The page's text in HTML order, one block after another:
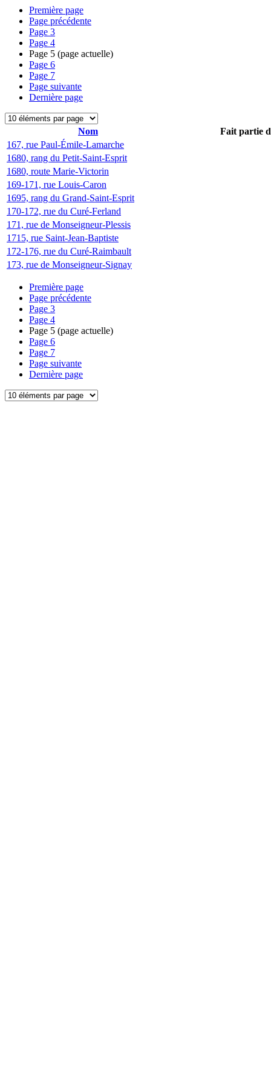
Première page
Page précédente
Page 3
Page 4
Page 5 (page actuelle)
Page 6
Page 7
Page suivante
Dernière page
Nom
Fait partie
167, rue Paul-Émile-Lamarche
1680, rang du Petit-Saint-Esprit
1680, route Marie-Victorin
169-171, rue Louis-Caron
1695, rang du Grand-Saint-Esprit
170-172, rue du Curé-Ferland
171, rue de Monseigneur-Plessis
1715, rue Saint-Jean-Baptiste
172-176, rue du Curé-Raimbault
173, rue de Monseigneur-Signay
Première page
Page précédente
Page 3
Page 4
Page 5 (page actuelle)
Page 6
Page 7
Page suivante
Dernière page